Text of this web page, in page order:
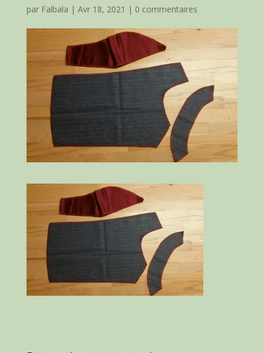
par Falbala | Avr 18, 2021 | 0 commentaires